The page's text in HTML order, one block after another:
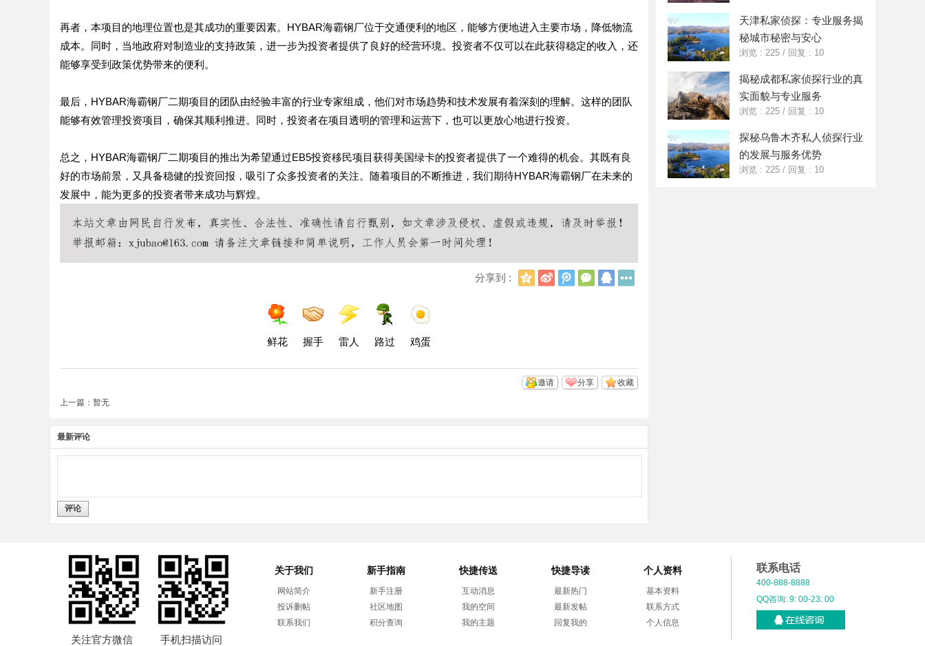
再者，本项目的地理位置也是其成功的重要因素。HYBAR海霸钢厂位于交通便利的地区，能够方便地进入主要市场，降低物流
成本。同时，当地政府对制造业的支持政策，进一步为投资者提供了良好的经营环境。投资者不仅可以在此获得稳定的收入，还
能够享受到政策优势带来的便利。
最后，HYBAR海霸钢厂二期项目的团队由经验丰富的行业专家组成，他们对市场趋势和技术发展有着深刻的理解。这样的团队
能够有效管理投资项目，确保其顺利推进。同时，投资者在项目透明的管理和运营下，也可以更放心地进行投资。
总之，HYBAR海霸钢厂二期项目的推出为希望通过EB5投资移民项目获得美国绿卡的投资者提供了一个难得的机会。其既有良
好的市场前景，又具备稳健的投资回报，吸引了众多投资者的关注。随着项目的不断推进，我们期待HYBAR海霸钢厂在未来的
发展中，能为更多的投资者带来成功与辉煌。
分享到 :
Q
新
浪
腾
讯
微
信
Q
鲜花 握手 雷人 路过 鸡蛋
收藏
分享
邀请
上一篇：暂无
最新评论
评论
天津私家侦探：专业服务揭
秘城市秘密与安心
浏览 : 225 / 回复 : 10
揭秘成都私家侦探行业的真
实面貌与专业服务
浏览 : 225 / 回复 : 10
探秘乌鲁木齐私人侦探行业
的发展与服务优势
浏览 : 225 / 回复 : 10
关注官方微信 手机扫描访问
关于我们
网站简介
投诉删帖
联系我们
新手指南
新手注册
社区地图
积分查询
快捷传送
互动消息
我的空间
我的主题
快捷导读
最新热门
最新发帖
回复我的
个人资料
基本资料
联系方式
个人信息
联系电话
400-888-8888
QQ咨询: 9: 00-23: 00